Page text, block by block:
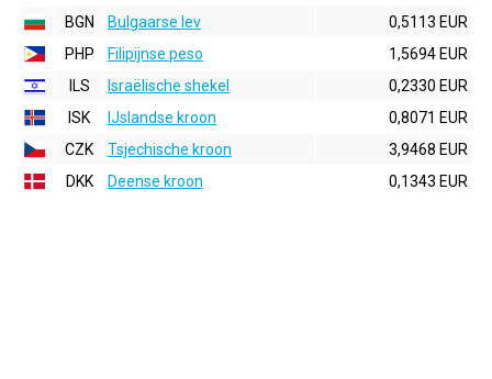
BGN
Bulgaarse lev
0,5113 EUR
PHP
Filipijnse peso
1,5694 EUR
ILS
Israëlische shekel
0,2330 EUR
ISK
IJslandse kroon
0,8071 EUR
CZK
Tsjechische kroon
3,9468 EUR
DKK
Deense kroon 0,1343 EUR